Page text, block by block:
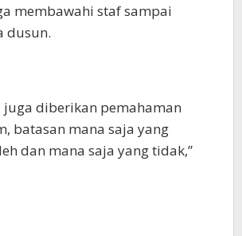
membawahi staf sampai
dusun.
juga diberikan pemahaman
batasan mana saja yang
dan mana saja yang tidak,”